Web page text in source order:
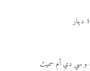
و سي دي أم سميث